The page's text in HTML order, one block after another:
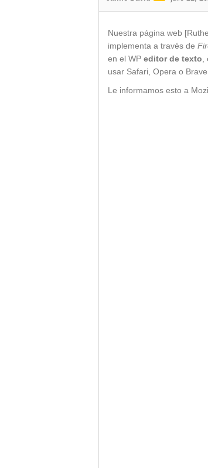
Nuestra página web
implementa a través de
en el WP editor de texto,
usar Safari, Opera o
Le informamos esto a